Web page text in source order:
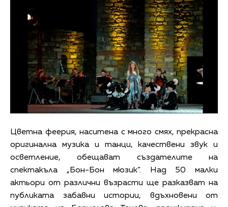
Цветна феерия, наситена с много смях, прекрасна
оригинална музика и танци, качествени звук и
осветление, обещават създателите на
спектакъла „Бон-Бон мюзик“. Над 50 малки
актьори от различни възрасти ще разказват на
публиката забавни истории, вдъхновени от